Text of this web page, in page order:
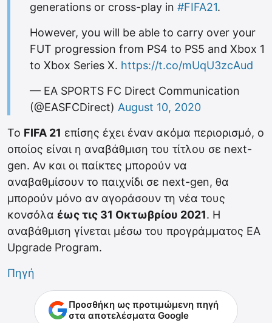
generations or cross-play in #FIFA21.
However, you will be able to carry over your
FUT progression from PS4 to PS5 and Xbox 1
to Xbox Series X. https://t.co/mUqU3zcAud
— EA SPORTS FC Direct Communication
(@EASFCDirect) August 10, 2020
Το FIFA 21 επίσης έχει έναν ακόμα περιορισμό, ο
οποίος είναι η αναβάθμιση του τίτλου σε next-
gen. Αν και οι παίκτες μπορούν να
αναβαθμίσουν το παιχνίδι σε next-gen, θα
μπορούν μόνο αν αγοράσουν τη νέα τους
κονσόλα έως τις 31 Οκτωβρίου 2021. Η
αναβάθμιση γίνεται μέσω του προγράμματος EA
Upgrade Program.
Πηγή
Προσθήκη ως προτιμώμενη πηγή
στα αποτελέσματα Google